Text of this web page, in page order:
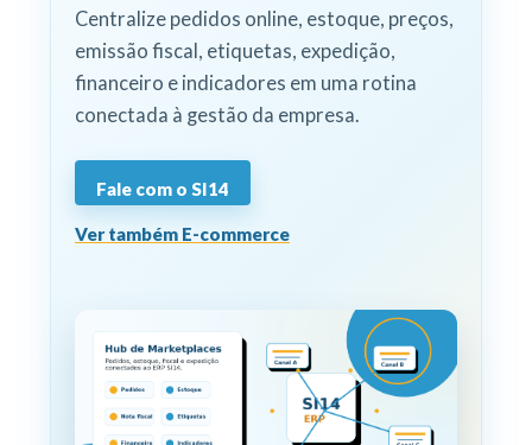
Centralize pedidos online, estoque, preços,
emissão fiscal, etiquetas, expedição,
financeiro e indicadores em uma rotina
conectada à gestão da empresa.
Fale com o SI14
Ver também E-commerce